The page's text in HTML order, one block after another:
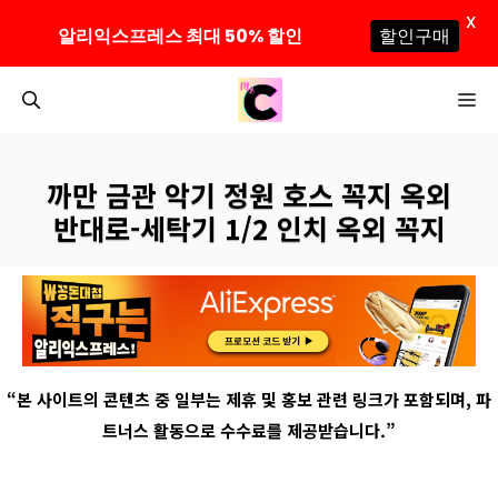
까만 금관 악기 정원 호스 꼭지 옥외
반대로-세탁기 1/2 인치 옥외 꼭지
“본 사이트의 콘텐츠 중 일부는 제휴 및 홍보 관련 링크가 포함되며, 파
트너스 활동으로 수수료를 제공받습니다.”
알리익스프레스 최대 50% 할인 할인구매
X